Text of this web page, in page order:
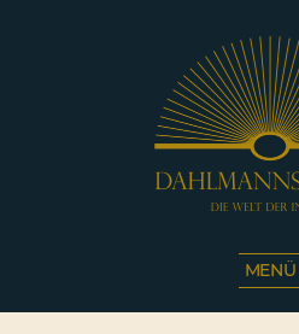
Die
MENÜ